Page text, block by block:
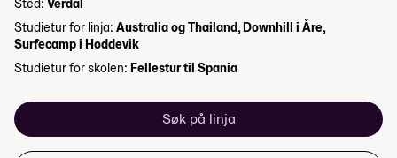
Sted: Verdal
Studietur for linja: Australia og Thailand, Downhill i Åre,
Surfecamp i Hoddevik
Studietur for skolen: Fellestur til Spania
Søk på linja